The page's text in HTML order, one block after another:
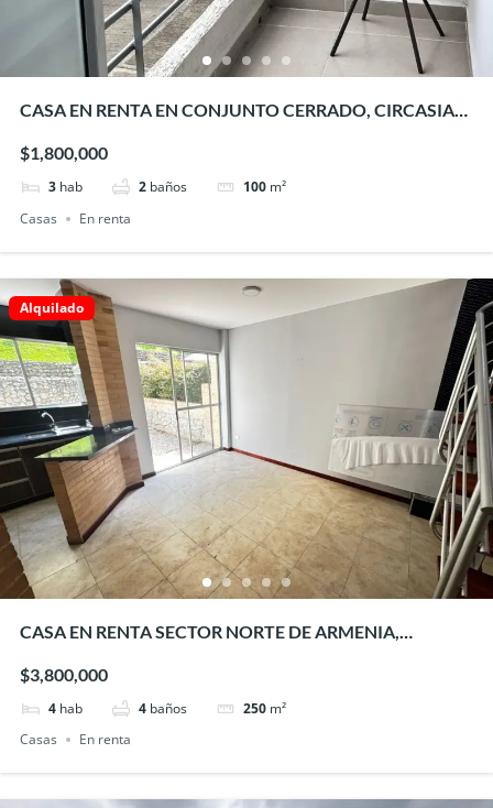
CASA EN RENTA EN CONJUNTO CERRADO, CIRCASIA
$1,800,000
3 hab 2 baños 100 m²
Casas
En renta
Alquilado
CASA EN RENTA SECTOR NORTE DE ARMENIA,
$3,800,000
4 hab 4 baños 250 m²
Casas
En renta